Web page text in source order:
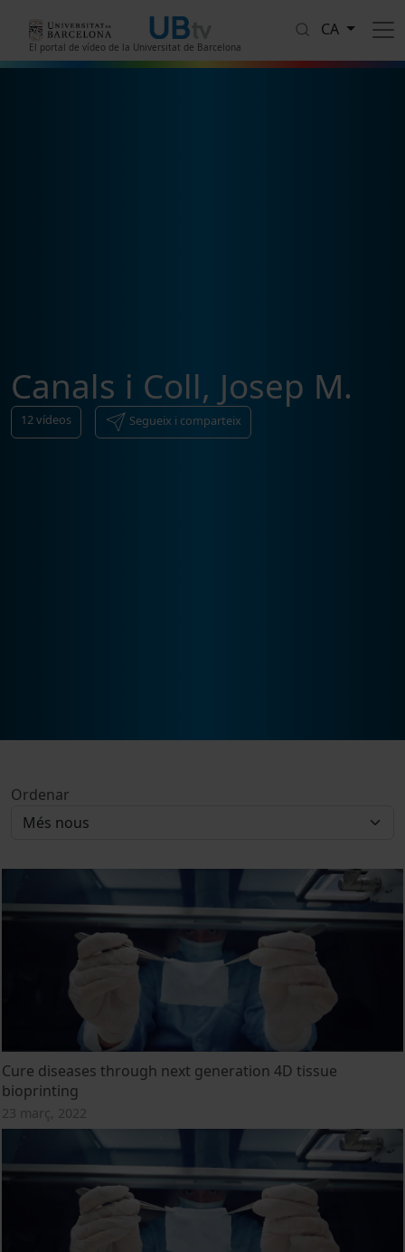
El portal de vídeo de la Universitat de Barcelona
CA
Canals i Coll, Josep M.
12 vídeos Segueix i comparteix
Ordenar
Cure diseases through next generation 4D tissue
bioprinting
23 març, 2022